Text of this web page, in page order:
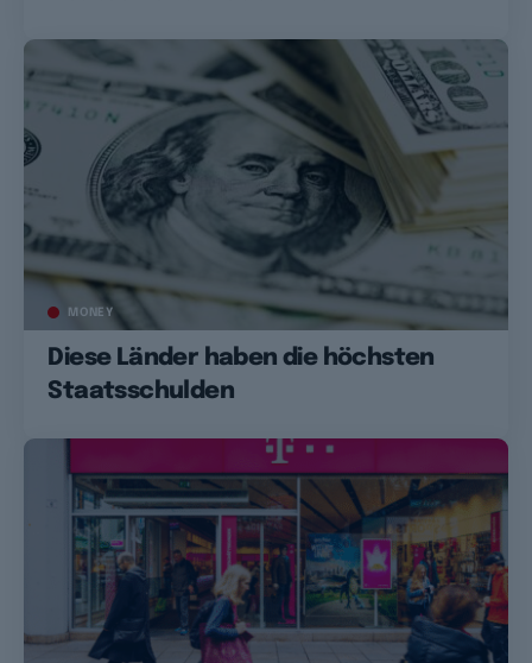
MONEY
Diese Länder haben die höchsten
Staatsschulden